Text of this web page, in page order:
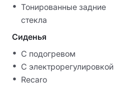
Тонированные задние
стекла
Сиденья
С подогревом
С электрорегулировкой
Recaro